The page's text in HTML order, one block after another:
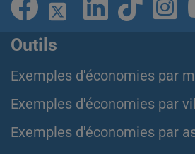
Outils
Exemples d'économies par
Exemples d'économies par
Exemples d'économies par